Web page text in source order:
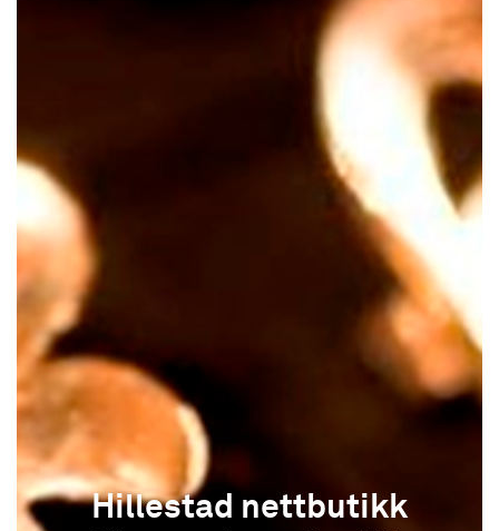
Hillestad nettbutikk